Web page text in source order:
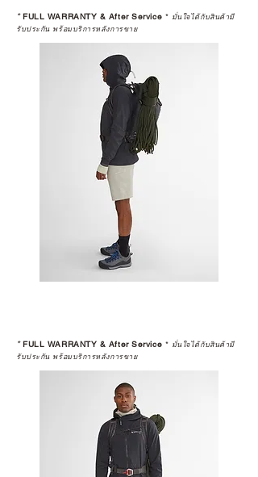
*FULL WARRANTY & After Service * มั่นใจได้กับสินค้ามี
รับประกัน พร้อมบริการหลังการขาย
*FULL WARRANTY & After Service * มั่นใจได้กับสินค้ามี
รับประกัน พร้อมบริการหลังการขาย